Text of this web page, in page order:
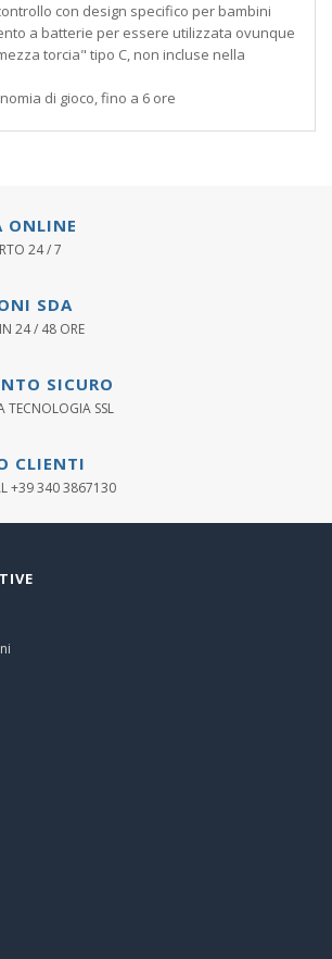
con design specifico per bambini
a batterie per essere utilizzata ovunque
torcia" tipo C, non incluse nella
di gioco, fino a 6 ore
ONLINE
24 / 7
SDA
24 / 48 ORE
SICURO
TECNOLOGIA SSL
CLIENTI
+39 340 3867130